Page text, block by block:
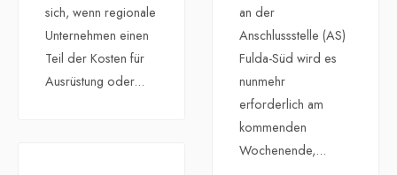
an der
Anschlussstelle (AS)
Fulda-Süd wird es
nunmehr
erforderlich am
kommenden
Wochenende,...
sich, wenn regionale
Unternehmen einen
Teil der Kosten für
Ausrüstung oder...